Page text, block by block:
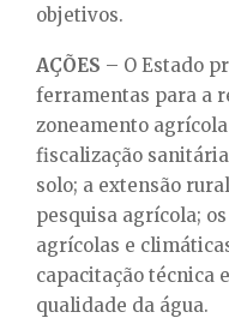
objetivos.
AÇÕES – O Estado
ferramentas para a
zoneamento
fiscalização
solo; a extensão
pesquisa agrícola;
agrícolas e
capacitação técnica
qualidade da água.